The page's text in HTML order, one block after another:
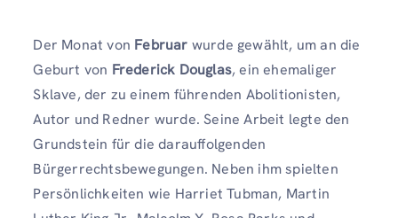
Der Monat von Februar wurde gewählt, um an die
Geburt von Frederick Douglas, ein ehemaliger
Sklave, der zu einem führenden Abolitionisten,
Autor und Redner wurde. Seine Arbeit legte den
Grundstein für die darauffolgenden
Bürgerrechtsbewegungen. Neben ihm spielten
Persönlichkeiten wie Harriet Tubman, Martin